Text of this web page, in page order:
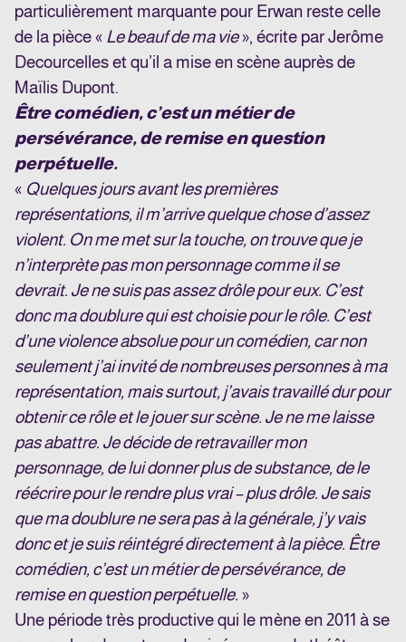
particulièrement marquante pour Erwan reste celle
de la pièce « Le beauf de ma vie», écrite par Jerôme
Decourcelles et qu’il a mise en scène auprès de
Maïlis Dupont.
Être comédien, c’est un métier de
persévérance, de remise en question
perpétuelle.
« Quelques jours avant les premières
représentations, il m’arrive quelque chose d’assez
violent. On me met sur la touche, on trouve que je
n’interprète pas mon personnage comme il se
devrait. Je ne suis pas assez drôle pour eux. C’est
donc ma doublure qui est choisie pour le rôle. C’est
d’une violence absolue pour un comédien, car non
seulement j’ai invité de nombreuses personnes à ma
représentation, mais surtout, j’avais travaillé dur pour
obtenir ce rôle et le jouer sur scène. Je ne me laisse
pas abattre. Je décide de retravailler mon
personnage, de lui donner plus de substance, de le
réécrire pour le rendre plus vrai – plus drôle. Je sais
que ma doublure ne sera pas à la générale, j’y vais
donc et je suis réintégré directement à la pièce. Être
comédien, c’est un métier de persévérance, de
remise en question perpétuelle. »
Une période très productive qui le mène en 2011 à se